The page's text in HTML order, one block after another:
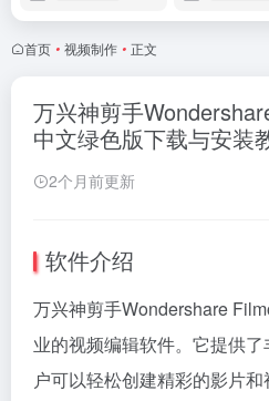
首页 • 视频制作 • 正文
万兴神剪手
中文绿色版下载与安装
2个月前更新
软件介绍
万兴神剪手Wondershare
业的视频编辑软件。它提供
户可以轻松创建精彩的影片